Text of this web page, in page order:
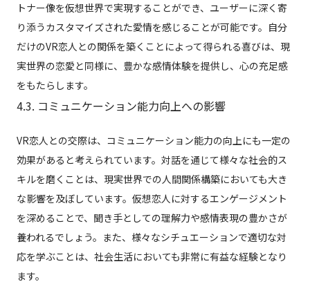
トナー像を仮想世界で実現することができ、ユーザーに深く寄
り添うカスタマイズされた愛情を感じることが可能です。自分
だけのVR恋人との関係を築くことによって得られる喜びは、現
実世界の恋愛と同様に、豊かな感情体験を提供し、心の充足感
をもたらします。
4.3. コミュニケーション能力向上への影響
VR恋人との交際は、コミュニケーション能力の向上にも一定の
効果があると考えられています。対話を通じて様々な社会的ス
キルを磨くことは、現実世界での人間関係構築においても大き
な影響を及ぼしています。仮想恋人に対するエンゲージメント
を深めることで、聞き手としての理解力や感情表現の豊かさが
養われるでしょう。また、様々なシチュエーションで適切な対
応を学ぶことは、社会生活においても非常に有益な経験となり
ます。